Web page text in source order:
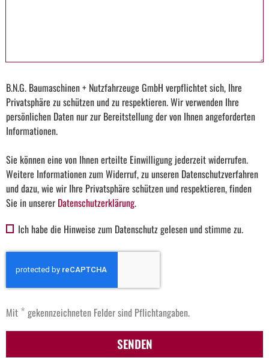
B.N.G. Baumaschinen + Nutzfahrzeuge GmbH verpflichtet sich, Ihre
Privatsphäre zu schützen und zu respektieren. Wir verwenden Ihre
persönlichen Daten nur zur Bereitstellung der von Ihnen angeforderten
Informationen.
Sie können eine von Ihnen erteilte Einwilligung jederzeit widerrufen.
Weitere Informationen zum Widerruf, zu unseren Datenschutzverfahren
und dazu, wie wir Ihre Privatsphäre schützen und respektieren, finden
Sie in unserer Datenschutzerklärung.
Ich habe die Hinweise zum Datenschutz gelesen und stimme zu.
Mit * gekennzeichneten Felder sind Pflichtangaben.
SENDEN